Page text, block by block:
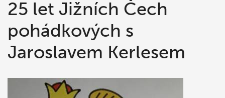
25 let Jižních Čech
pohádkových s
Jaroslavem Kerlesem